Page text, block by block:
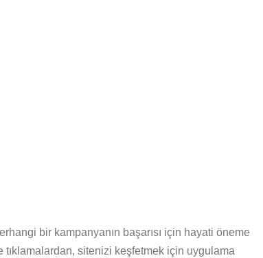
bir kampanyanın başarısı için hayati öneme
sitenizi keşfetmek için uygulama